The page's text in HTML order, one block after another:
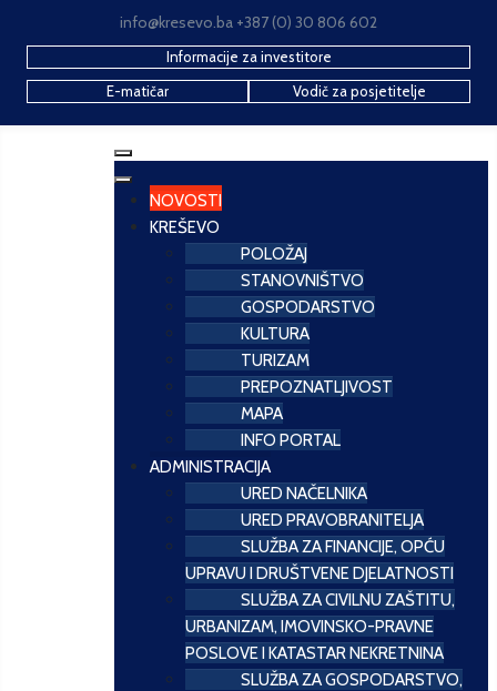
info@kresevo.ba +387 (0) 30 806 602
Informacije za investitore
E-matičar
Vodič za posjetitelje
NOVOSTI
KREŠEVO
POLOŽAJ
STANOVNIŠTVO
GOSPODARSTVO
KULTURA
TURIZAM
PREPOZNATLJIVOST
MAPA
INFO PORTAL
ADMINISTRACIJA
URED NAČELNIKA
URED PRAVOBRANITELJA
SLUŽBA ZA FINANCIJE, OPĆU
UPRAVU I DRUŠTVENE DJELATNOSTI
SLUŽBA ZA CIVILNU ZAŠTITU,
URBANIZAM, IMOVINSKO-PRAVNE
POSLOVE I KATASTAR NEKRETNINA
SLUŽBA ZA GOSPODARSTVO,